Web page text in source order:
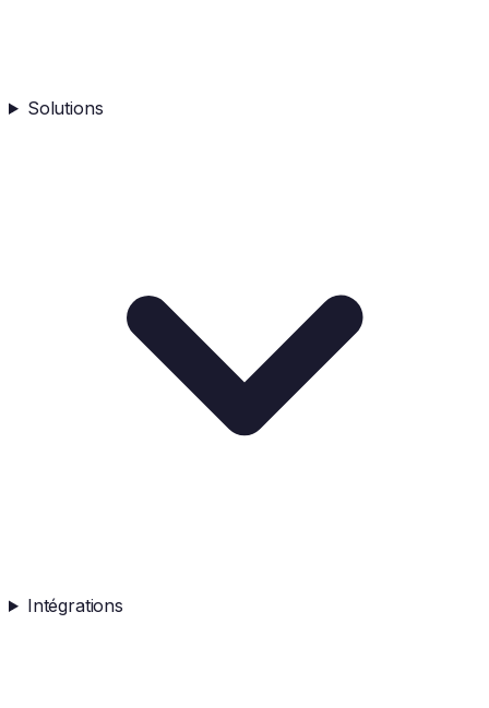
Solutions
Intégrations